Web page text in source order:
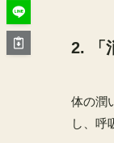
2. 「
体の潤
し、呼